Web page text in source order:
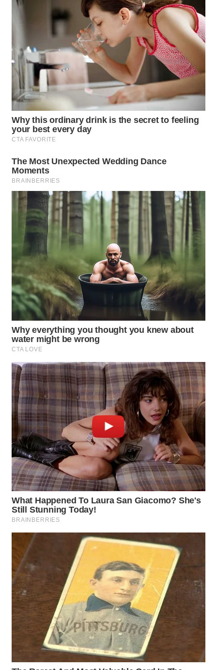
WN
SEMARANG
WN
SOLO
WN
BOROBUDUR
WN
MADURA
WN
SURABAYA
NATUNA
WN
BINTAN
WN
MANDALIKA
WN
WN
LABUANBAJO
WN
BORNEO
Wahana
Media
Group
WAHANA
NEWS
WAHANA
TANI
WAHANA
ADVOKAT
WAHANA
INFRASTRUKTUR
WAHANA
KONSUMEN